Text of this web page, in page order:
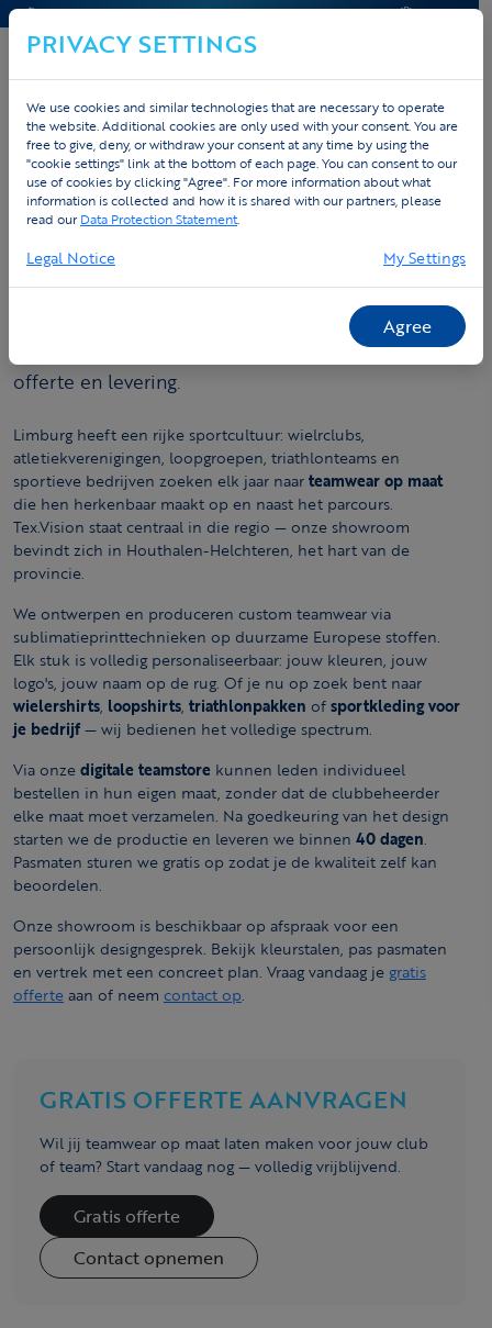
CONTACT & HELP OFFERTE
Home Custom teamwear Limburg
Teamwear Limburg voor clubs en
bedrijven
Zoek je teamwear in Limburg voor je club, bedrijf
of sportteam? Tex.Vision zit in Houthalen-
Helchteren en helpt je van gratis designadvies tot
offerte en levering.
Limburg heeft een rijke sportcultuur: wielrclubs,
atletiekverenigingen, loopgroepen, triathlonteams en
sportieve bedrijven zoeken elk jaar naarteamwear op maat
die hen herkenbaar maakt op en naast het parcours.
Tex.Vision staat centraal in die regio — onze showroom
bevindt zich in Houthalen-Helchteren, het hart van de
provincie.
We ontwerpen en produceren custom teamwear via
sublimatieprinttechnieken op duurzame Europese stoffen.
Elk stuk is volledig personaliseerbaar: jouw kleuren, jouw
logo's, jouw naam op de rug. Of je nu op zoek bent naar
wielershirts, loopshirts, triathlonpakken ofsportkleding voor
je bedrijf— wij bedienen het volledige spectrum.
Via onzedigitale teamstore kunnen leden individueel
bestellen in hun eigen maat, zonder dat de clubbeheerder
elke maat moet verzamelen. Na goedkeuring van het design
starten we de productie en leveren we binnen 40 dagen.
Pasmaten sturen we gratis op zodat je de kwaliteit zelf kan
beoordelen.
Onze showroom is beschikbaar op afspraak voor een
persoonlijk designgesprek. Bekijk kleurstalen, pas pasmaten
en vertrek met een concreet plan. Vraag vandaag je gratis
offerteaan of neem contact op.
GRATIS OFFERTE AANVRAGEN
Wil jij teamwear op maat laten maken voor jouw club
of team? Start vandaag nog — volledig vrijblijvend.
Gratis offerte
Contact opnemen
PRIVACY SETTINGS
We use cookies and similar technologies that are necessary to operate
the website. Additional cookies are only used with your consent. You are
free to give, deny, or withdraw your consent at any time by using the
"cookie settings" link at the bottom of each page. You can consent to our
use of cookies by clicking "Agree". For more information about what
information is collected and how it is shared with our partners, please
read ourData Protection Statement.
Legal Notice My Settings
Agree